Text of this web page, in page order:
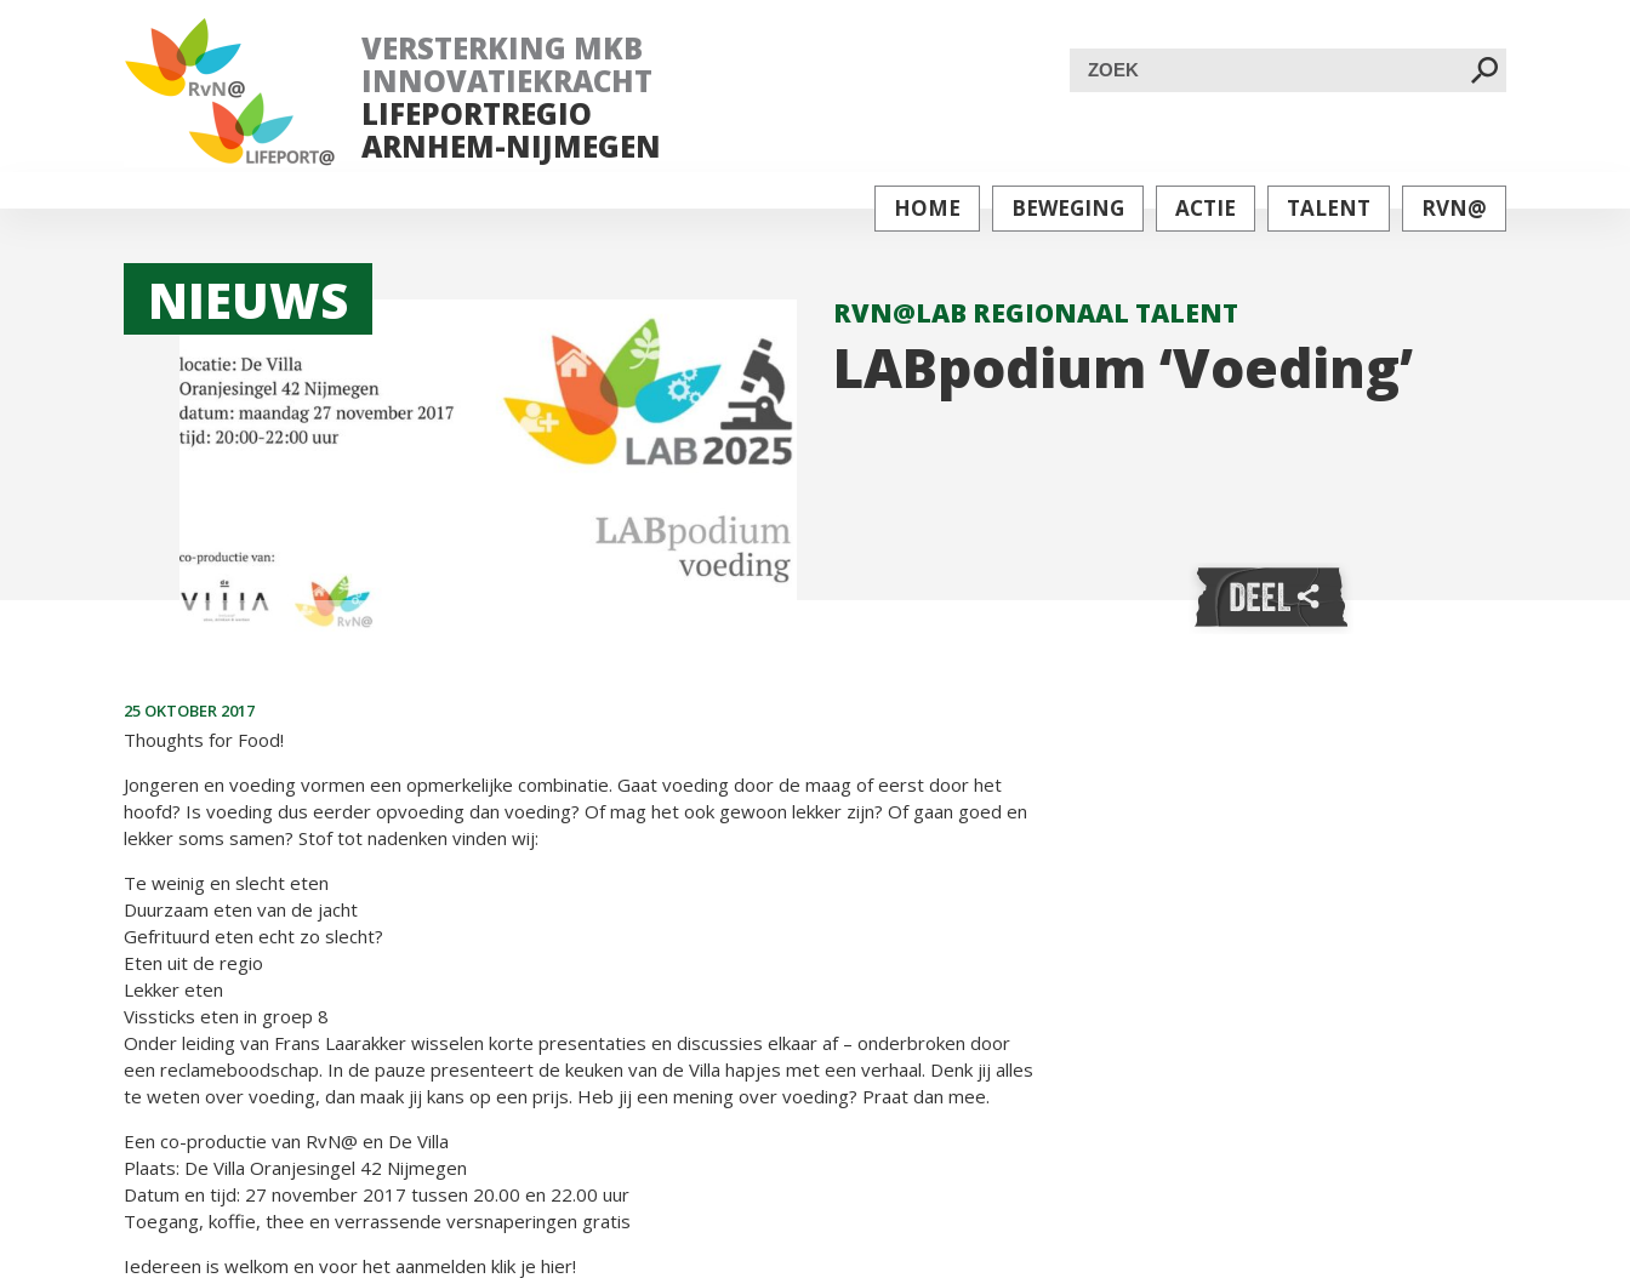
VERSTERKING MKB
INNOVATIEKRACHT
LIFEPORTREGIO
ARNHEM-NIJMEGEN
Zoeken
HOME BEWEGING ACTIE TALENT RVN@
NIEUWS RVN@LAB REGIONAAL TALENT
LABpodium ‘Voeding’
25 OKTOBER 2017
Thoughts for Food!
Jongeren en voeding vormen een opmerkelijke combinatie. Gaat voeding door de maag of eerst door het
hoofd? Is voeding dus eerder opvoeding dan voeding? Of mag het ook gewoon lekker zijn? Of gaan goed en
lekker soms samen? Stof tot nadenken vinden wij:
Te weinig en slecht eten
Duurzaam eten van de jacht
Gefrituurd eten echt zo slecht?
Eten uit de regio
Lekker eten
Vissticks eten in groep 8
Onder leiding van Frans Laarakker wisselen korte presentaties en discussies elkaar af – onderbroken door
een reclameboodschap. In de pauze presenteert de keuken van de Villa hapjes met een verhaal. Denk jij alles
te weten over voeding, dan maak jij kans op een prijs. Heb jij een mening over voeding? Praat dan mee.
Een co-productie van RvN@ en De Villa
Plaats: De Villa Oranjesingel 42 Nijmegen
Datum en tijd: 27 november 2017 tussen 20.00 en 22.00 uur
Toegang, koffie, thee en verrassende versnaperingen gratis
Iedereen is welkom en voor het aanmelden klik je hier!